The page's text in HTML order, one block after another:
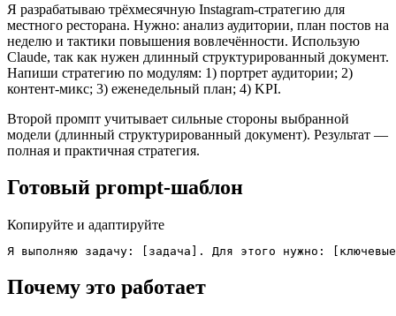
Я разрабатываю трёхмесячную Instagram-стратегию для
местного ресторана. Нужно: анализ аудитории, план постов на
неделю и тактики повышения вовлечённости. Использую
Claude, так как нужен длинный структурированный документ.
Напиши стратегию по модулям: 1) портрет аудитории; 2)
контент-микс; 3) еженедельный план; 4) KPI.
Второй промпт учитывает сильные стороны выбранной
модели (длинный структурированный документ). Результат —
полная и практичная стратегия.
Готовый prompt-шаблон
Копируйте и адаптируйте
Я выполняю задачу: [задача]. Для этого нужно:
Почему это работает